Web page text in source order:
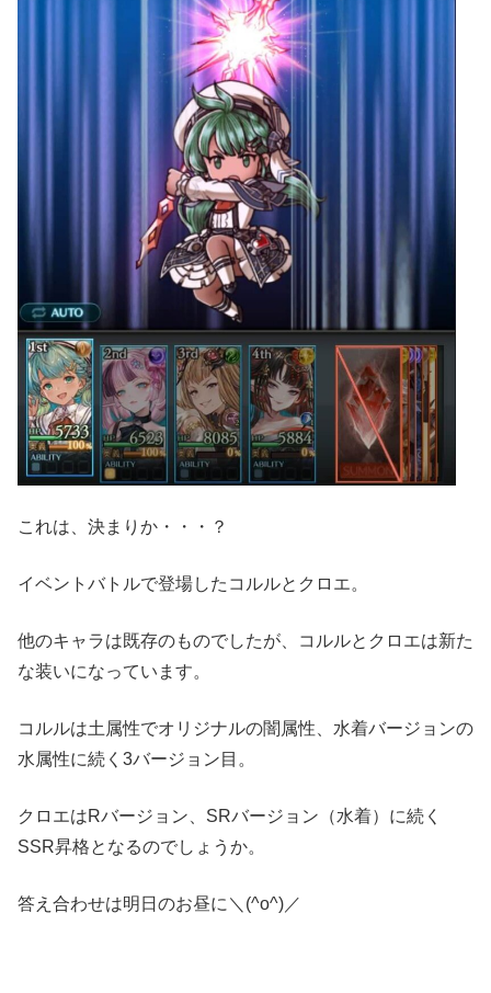
これは、決まりか・・・？
イベントバトルで登場したコルルとクロエ。
他のキャラは既存のものでしたが、コルルとクロエは新た
な装いになっています。
コルルは土属性でオリジナルの闇属性、水着バージョンの
水属性に続く3バージョン目。
クロエはRバージョン、SRバージョン（水着）に続く
SSR昇格となるのでしょうか。
答え合わせは明日のお昼に＼(^o^)／